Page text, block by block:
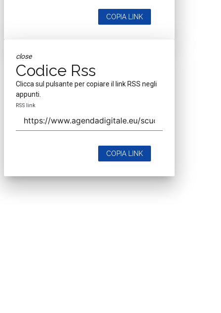
COPIA LINK
close
Codice Rss
Clicca sul pulsante per copiare il link RSS negli
appunti.
RSS link
COPIA LINK